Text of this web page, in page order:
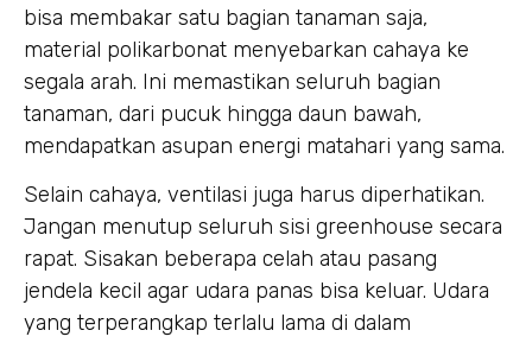
bisa membakar satu bagian tanaman saja,
material polikarbonat menyebarkan cahaya ke
segala arah. Ini memastikan seluruh bagian
tanaman, dari pucuk hingga daun bawah,
mendapatkan asupan energi matahari yang sama.
Selain cahaya, ventilasi juga harus diperhatikan.
Jangan menutup seluruh sisi greenhouse secara
rapat. Sisakan beberapa celah atau pasang
jendela kecil agar udara panas bisa keluar. Udara
yang terperangkap terlalu lama di dalam